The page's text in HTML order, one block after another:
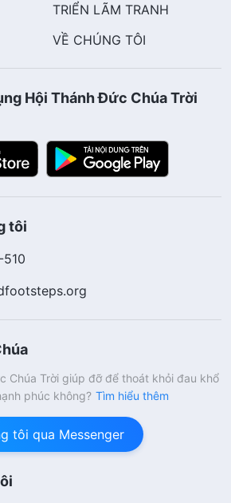
TRIỂN LÃM TRANH
VỀ CHÚNG TÔI
Hội Thánh Đức Chúa Trời
tôi
Chúa Trời giúp đỡ để thoát khỏi đau khổ
phúc không? Tìm hiểu thêm
tôi qua Messenger